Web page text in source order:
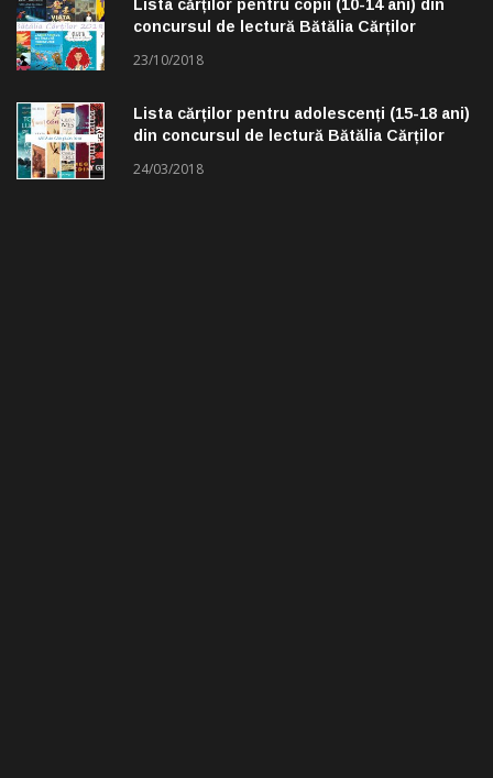
Lista cărților pentru copii (10-14 ani) din
concursul de lectură Bătălia Cărților
23/10/2018
Lista cărților pentru adolescenți (15-18 ani)
din concursul de lectură Bătălia Cărților
24/03/2018